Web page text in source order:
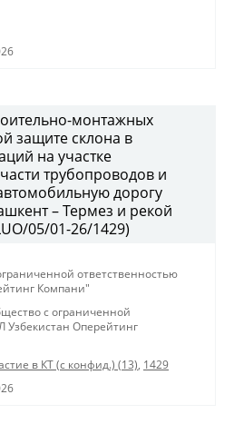
монтажных
защите склона в
на участке
трубопроводов и
дорогу
– Термез и рекой
05/01-26/1429)
ответственностью
Компани"
с ограниченной
Узбекистан Оперейтинг
в КТ (с конфид.) (13), 1429